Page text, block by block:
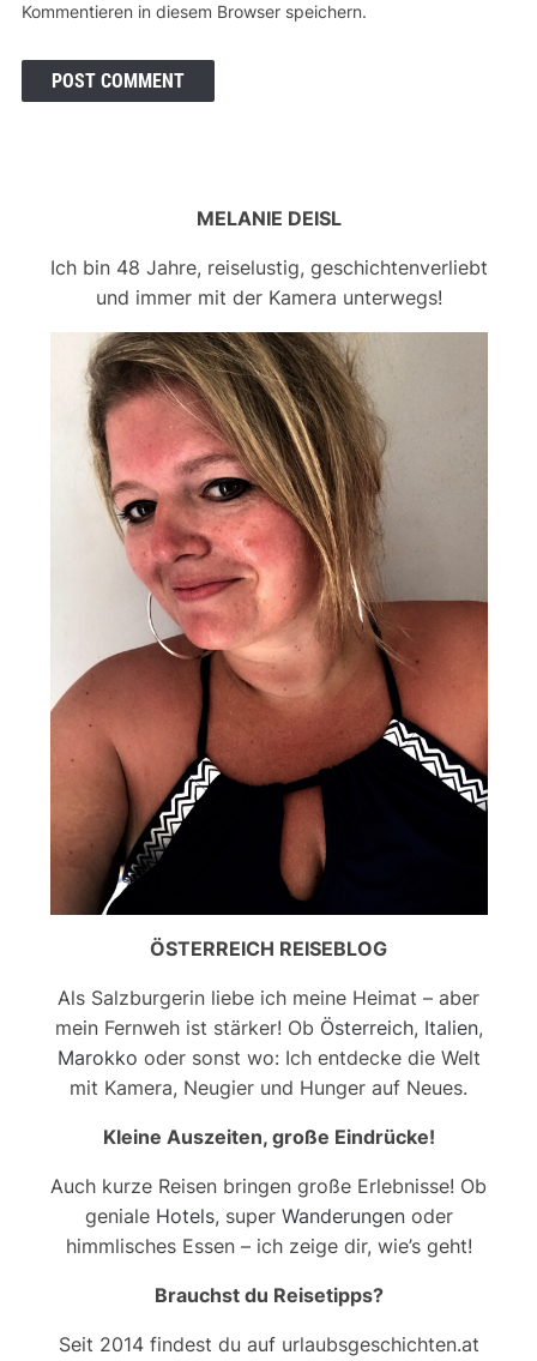
Kommentieren in diesem Browser speichern.
MELANIE DEISL
Ich bin 48 Jahre, reiselustig, geschichtenverliebt
und immer mit der Kamera unterwegs!
ÖSTERREICH REISEBLOG
Als Salzburgerin liebe ich meine Heimat – aber
mein Fernweh ist stärker! Ob Österreich, Italien,
Marokko oder sonst wo: Ich entdecke die Welt
mit Kamera, Neugier und Hunger auf Neues.
Kleine Auszeiten, große Eindrücke!
Auch kurze Reisen bringen große Erlebnisse! Ob
geniale Hotels, super Wanderungenoder
himmlisches Essen – ich zeige dir, wie’s geht!
Brauchst du Reisetipps?
Seit 2014 findest du auf urlaubsgeschichten.at